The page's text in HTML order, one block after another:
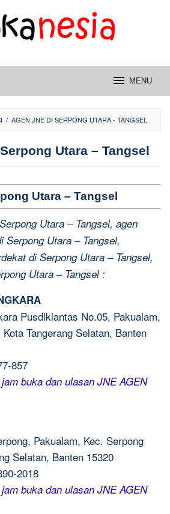
MENU
/ AGEN JNE DI SERPONG UTARA - TANGSEL
Utara – Tangsel
Utara – Tangsel
Utara – Tangsel, agen
Serpong Utara – Tangsel,
di Serpong Utara – Tangsel,
Utara – Tangsel :
Pusdiklantas No.05, Pakualam,
Tangerang Selatan, Banten
857
buka dan ulasan JNE AGEN
Pakualam, Kec. Serpong
Selatan, Banten 15320
2018
buka dan ulasan JNE AGEN